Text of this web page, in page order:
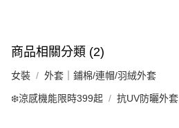
商品相關分類 (2)
女裝 外套｜鋪棉/連帽/羽絨外套
❄️涼感機能限時399起 抗UV防曬外套